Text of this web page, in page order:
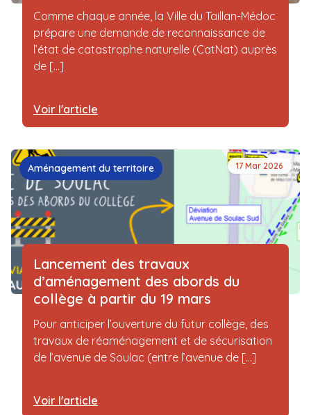
Comme chaque année, la Ville du Taillan-Médoc
prépare une demande de reconnaissance de
l’état de catastrophe naturelle (CatNat) auprès
de [...]
Voir l'article
Aménagement du territoire 17 Mar 2026
Lancement des travaux
d’aménagement des abords du
collège à partir du 19 mars
Pour anticiper l’ouverture du futur collège, des
travaux de réaménagement et de sécurisation
de l’avenue de Soulac (entre l’avenue de [...]
Voir l'article